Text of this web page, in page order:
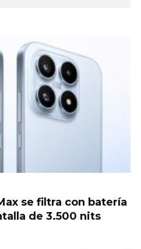
se filtra con batería
de 3.500 nits